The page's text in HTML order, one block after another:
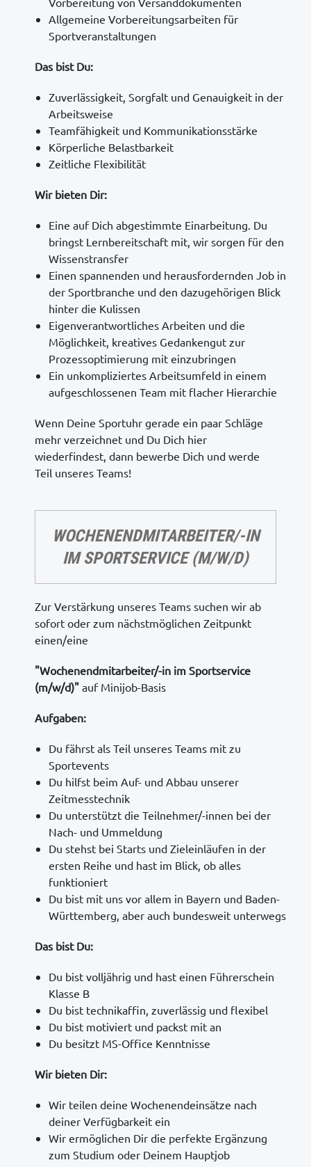
Allgemeine Vorbereitungsarbeiten für
Sportveranstaltungen
Das bist Du:
Zuverlässigkeit, Sorgfalt und Genauigkeit in der
Arbeitsweise
Teamfähigkeit und Kommunikationsstärke
Körperliche Belastbarkeit
Zeitliche Flexibilität
Wir bieten Dir:
Eine auf Dich abgestimmte Einarbeitung. Du
bringst Lernbereitschaft mit, wir sorgen für den
Wissenstransfer
Einen spannenden und herausfordernden Job in
der Sportbranche und den dazugehörigen Blick
hinter die Kulissen
Eigenverantwortliches Arbeiten und die
Möglichkeit, kreatives Gedankengut zur
Prozessoptimierung mit einzubringen
Ein unkompliziertes Arbeitsumfeld in einem
aufgeschlossenen Team mit flacher Hierarchie
Wenn Deine Sportuhr gerade ein paar Schläge
mehr verzeichnet und Du Dich hier
wiederfindest, dann bewerbe Dich und werde
Teil unseres Teams!
WOCHENENDMITARBEITER/-IN
IM SPORTSERVICE (M/W/D)
Zur Verstärkung unseres Teams suchen wir ab
sofort oder zum nächstmöglichen Zeitpunkt
einen/eine
"Wochenendmitarbeiter/-in im Sportservice
(m/w/d)" auf Minijob-Basis
Aufgaben:
Du fährst als Teil unseres Teams mit zu
Sportevents
Du hilfst beim Auf- und Abbau unserer
Zeitmesstechnik
Du unterstützt die Teilnehmer/-innen bei der
Nach- und Ummeldung
Du stehst bei Starts und Zieleinläufen in der
ersten Reihe und hast im Blick, ob alles
funktioniert
Du bist mit uns vor allem in Bayern und Baden-
Württemberg, aber auch bundesweit unterwegs
Das bist Du:
Du bist volljährig und hast einen Führerschein
Klasse B
Du bist technikaffin, zuverlässig und flexibel
Du bist motiviert und packst mit an
Du besitzt MS-Office Kenntnisse
Wir bieten Dir:
Wir teilen deine Wochenendeinsätze nach
deiner Verfügbarkeit ein
Wir ermöglichen Dir die perfekte Ergänzung
zum Studium oder Deinem Hauptjob